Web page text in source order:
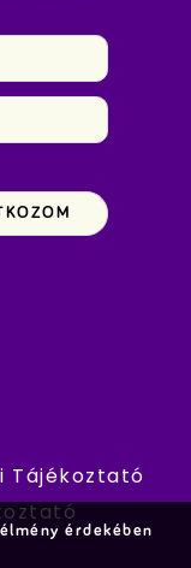
Tájékoztató
érdekében